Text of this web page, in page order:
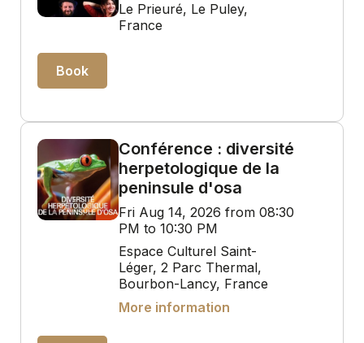
Le Prieuré, Le Puley,
France
Book
Conférence : diversité
herpetologique de la
peninsule d'osa
Fri Aug 14, 2026 from 08:30
PM to 10:30 PM
Espace Culturel Saint-
Léger, 2 Parc Thermal,
Bourbon-Lancy, France
More information